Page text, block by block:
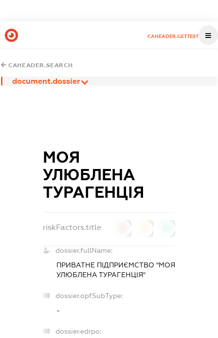
CAHEADER.GETTEST
CAHEADER.SEARCH
document.dossier
МОЯ
УЛЮБЛЕНА
ТУРАГЕНЦІЯ
riskFactors.title
dossier.fullName:
ПРИВАТНЕ ПІДПРИЄМСТВО "МОЯ
УЛЮБЛЕНА ТУРАГЕНЦІЯ"
dossier.opfSubType:
-
dossier.edrpo: